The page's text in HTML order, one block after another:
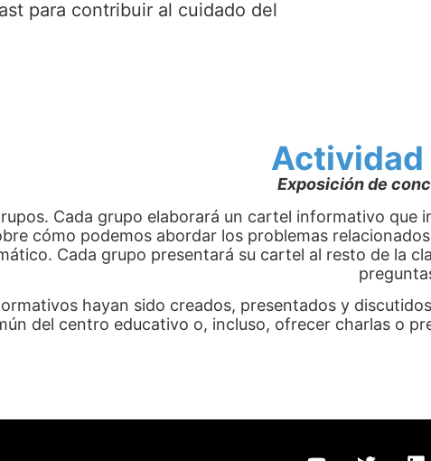
para contribuir al cuidado del
Actividad
Exposición de
Cada grupo elaborará un cartel informativo que
cómo podemos abordar los problemas
Cada grupo presentará su cartel al resto de la
hayan sido creados, presentados y
del centro educativo o, incluso, ofrecer charlas o